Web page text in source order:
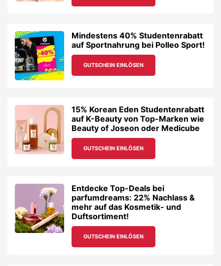
Mindestens 40% Studentenrabatt
auf Sportnahrung bei Polleo Sport!
GUTSCHEIN EINLÖSEN
15% Korean Eden Studentenrabatt
auf K-Beauty von Top-Marken wie
Beauty of Joseon oder Medicube
GUTSCHEIN EINLÖSEN
Entdecke Top-Deals bei
parfumdreams: 22% Nachlass &
mehr auf das Kosmetik- und
Duftsortiment!
GUTSCHEIN EINLÖSEN